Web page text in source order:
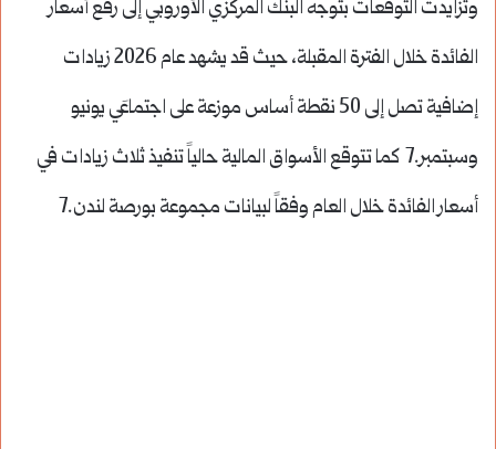
وتزايدت التوقعات بتوجه البنك المركزي الأوروبي إلى رفع أسعار
الفائدة خلال الفترة المقبلة، حيث قد يشهد عام 2026 زيادات
إضافية تصل إلى 50 نقطة أساس موزعة على اجتماعَي يونيو
وسبتمبر.7 كما تتوقع الأسواق المالية حالياً تنفيذ ثلاث زيادات في
أسعار الفائدة خلال العام وفقاً لبيانات مجموعة بورصة لندن.7